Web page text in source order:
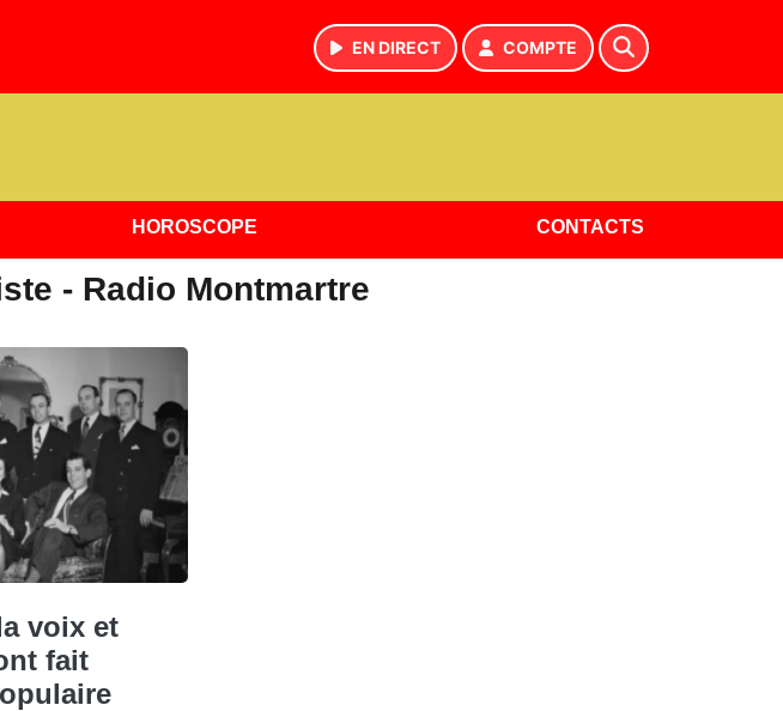
EN DIRECT COMPTE
HOROSCOPE CONTACTS
- Radio Montmartre
voix et
fait